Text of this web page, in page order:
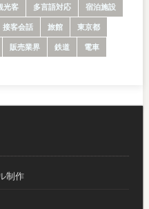
光客 多言語対応
宿泊施設
接客会話 旅館
東京都
販売業界 鉄道
電車
制作